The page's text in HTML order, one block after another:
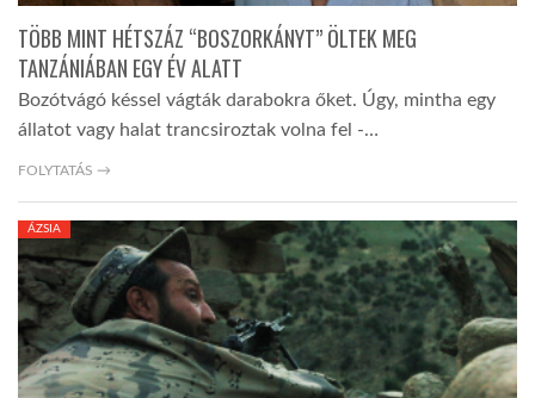
TÖBB MINT HÉTSZÁZ “BOSZORKÁNYT” ÖLTEK MEG
TANZÁNIÁBAN EGY ÉV ALATT
Bozótvágó késsel vágták darabokra őket. Úgy, mintha egy
állatot vagy halat trancsiroztak volna fel -…
FOLYTATÁS →
ÁZSIA